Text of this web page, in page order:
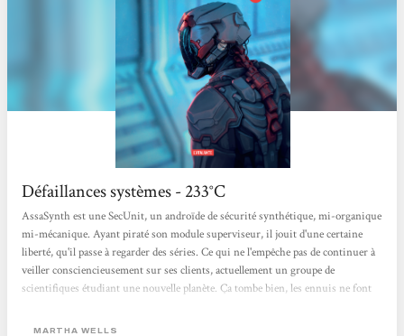
Défaillances systèmes - 233°C
AssaSynth est une SecUnit, un androïde de sécurité synthétique, mi-organique
mi-mécanique. Ayant piraté son module superviseur, il jouit d'une certaine
liberté, qu'il passe à regarder des séries. Ce qui ne l'empêche pas de continuer à
veiller consciencieusement sur ses clients, actuellement un groupe de
scientifiques étudiant une nouvelle planète. Ça tombe bien, les ennuis ne font
qui est de qualité tant pour son intrigue - simple, d'ampleur aisément
MARTHA WELLS